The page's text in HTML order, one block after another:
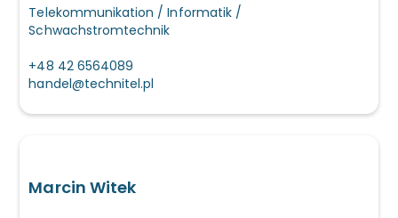
Telekommunikation / Informatik /
Schwachstromtechnik
+48 42 6564089
handel@technitel.pl
Marcin Witek